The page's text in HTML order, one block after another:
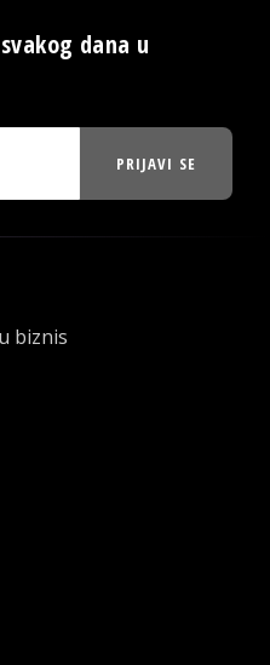
dana u
PRIJAVI SE
biznis